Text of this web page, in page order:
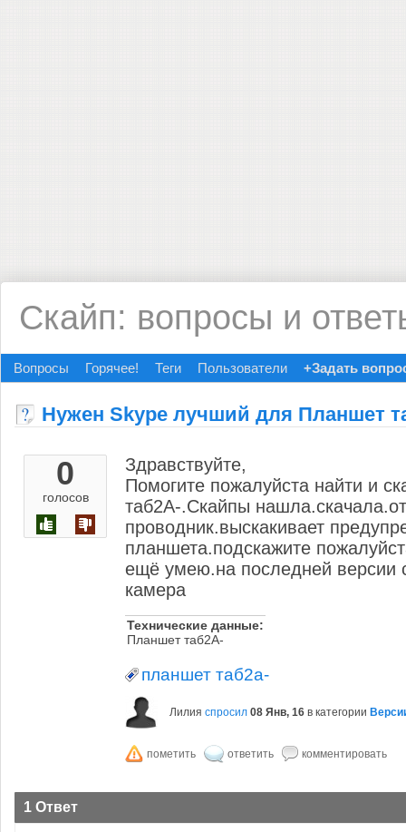
Скайп: вопросы и
Вопросы Горячее! Теги Пользователи +Задать
Нужен Skype лучший для Планшет
0
голосов
Здравствуйте,
Помогите пожалуйста найти и
таб2А-.Скайпы
проводник.выскакивает
планшета.подскажите
ещё умею.на последней версии
камера
Технические данные:
Планшет таб2А-
планшет таб2а-
Лилия спросил 08 Янв, 16 в категории
1 Ответ